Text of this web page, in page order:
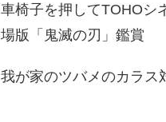
車椅子を押してTOHOシ
場版「鬼滅の刃」鑑賞
我が家のツバメのカラス